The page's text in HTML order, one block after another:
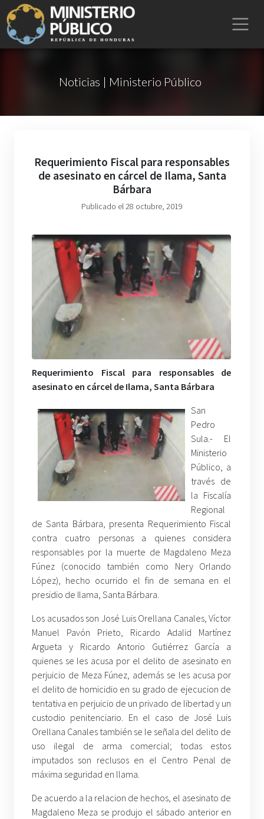
Noticias | Ministerio Público
Requerimiento Fiscal para responsables
de asesinato en cárcel de Ilama, Santa
Bárbara
Publicado el 28 octubre, 2019
Requerimiento Fiscal para responsables de
asesinato en cárcel de Ilama, Santa Bárbara
San
Pedro
Sula.- El
Ministerio
Público, a
través de
la Fiscalía
Regional
de Santa Bárbara, presenta Requerimiento Fiscal
contra cuatro personas a quienes considera
responsables por la muerte de Magdaleno Meza
Fúnez (conocido también como Nery Orlando
López), hecho ocurrido el fin de semana en el
presidio de Ilama, Santa Bárbara.
Los acusados son José Luis Orellana Canales, Víctor
Manuel Pavón Prieto, Ricardo Adalid Martínez
Argueta y Ricardo Antorio Gutiérrez García a
quienes se les acusa por el delito de asesinato en
perjuicio de Meza Fúnez, además se les acusa por
el delito de homicidio en su grado de ejecucion de
tentativa en perjuicio de un privado de libertad y un
custodio penitenciario. En el caso de José Luis
Orellana Canales también se le señala del delito de
uso ilegal de arma comercial; todas estos
imputados son reclusos en el Centro Penal de
máxima seguridad en llama.
De acuerdo a la relacion de hechos, el asesinato de
Magdaleno Meza se produjo el sábado anterior en